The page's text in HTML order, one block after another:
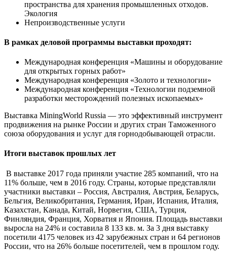
пространства для хранения промышленных отходов.
Экология
Непроизводственные услуги
В рамках деловой программы выставки проходят:
Международная конференция «Машины и оборудование
для открытых горных работ»
Международная конференция «Золото и технологии»
Международная конференция «Технологии подземной
разработки месторождений полезных ископаемых»
Выставка MiningWorld Russia — это эффективный инструмент
продвижения на рынке России и других стран Таможенного
союза оборудования и услуг для горнодобывающей отрасли.
Итоги выставок прошлых лет
В выставке 2017 года приняли участие 285 компаний, что на
11% больше, чем в 2016 году. Страны, которые представляли
участники выставки – Россия, Австралия, Австрия, Беларусь,
Бельгия, Великобритания, Германия, Иран, Испания, Италия,
Казахстан, Канада, Китай, Норвегия, США, Турция,
Финляндия, Франция, Хорватия и Япония. Площадь выставки
выросла на 24% и составила 8 133 кв. м. За 3 дня выставку
посетили 4175 человек из 42 зарубежных стран и 64 регионов
России, что на 26% больше посетителей, чем в прошлом году.